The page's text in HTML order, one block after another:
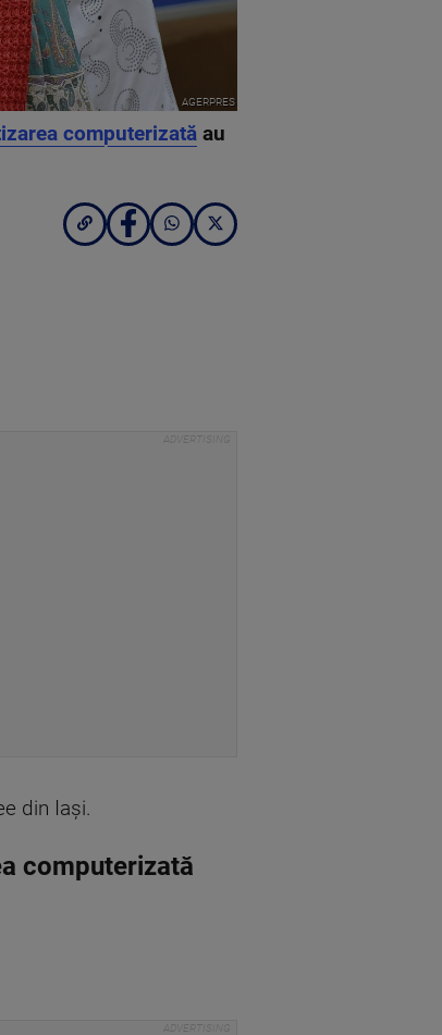
AGERPRES
computerizată au
din Iași.
computerizată